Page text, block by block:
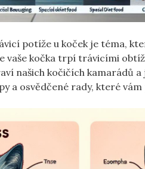
potíže u koček je téma,
vaše kočka trpí trávicími
našich kočičích kamarádů
a osvědčené rady, které